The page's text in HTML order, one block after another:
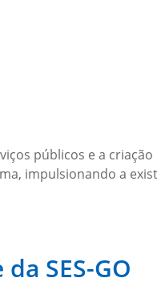
públicos e a
impulsionando a
SES-GO